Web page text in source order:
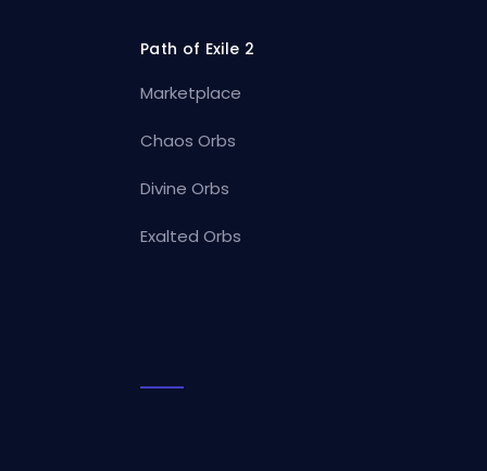
Path of Exile 2
Marketplace
Chaos Orbs
Divine Orbs
Exalted Orbs